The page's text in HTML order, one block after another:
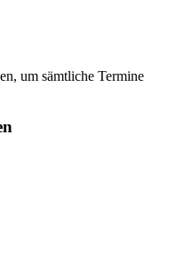
um sämtliche Termine